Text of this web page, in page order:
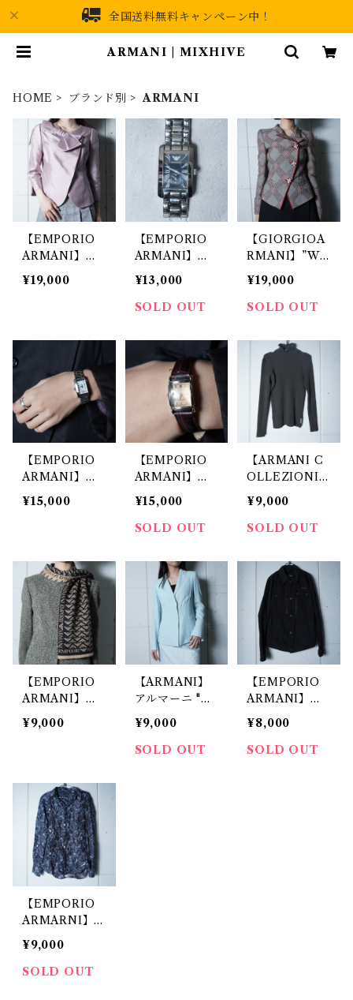
全国送料無料キャンペーン中！
ARMANI | MIXHIVE
HOME ブランド別 ARMANI
【EMPORIO
ARMANI】エ
ンポリオアルマ
ーニ ノーカラ
urple
¥19,000
【EMPORIO
ARMANI】エ
ンポリオアルマ
ーニ 稼働品ロ
ゴ入スクエアフ
ウォッチ silver
¥13,000
SOLD OUT
【GIORGIOA
RMANI】”WO
OL100％”チェ
ック柄ジャケッ
ト gray&bla
¥19,000
SOLD OUT
【EMPORIO
ARMANI】エ
ンポリオアルマ
ーニ ロゴ入 稼
クォーツウォッ
チ silver
¥15,000
【EMPORIO
ARMANI】エ
ンポリオアルマ
ーニ ロゴ入 稼
働品レザーハン
ーツウォッチ si
lver＆brown
¥15,000
SOLD OUT
【ARMANI C
OLLEZIONI】
タートルネック
リブニット gra
y
¥9,000
SOLD OUT
【EMPORIO
ARMANI】エ
ンポリオアルマ
ーニ ”ロゴ総
brown
¥9,000
【ARMANI】
アルマーニ "イ
タリア製”カラ
ージャケット li
ght blue
¥9,000
SOLD OUT
【EMPORIO
ARMANI】ア
ルマーニ ギミ
ックジャケッ
ト black
¥8,000
SOLD OUT
【EMPORIO
ARMARNI】エ
ンポリオアルマ
ーニ ”SILK1
00％”ペイズリ
¥9,000
SOLD OUT